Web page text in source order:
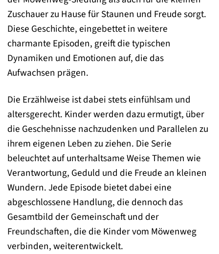
Zuschauer zu Hause für Staunen und Freude sorgt.
Diese Geschichte, eingebettet in weitere
charmante Episoden, greift die typischen
Dynamiken und Emotionen auf, die das
Aufwachsen prägen.
Die Erzählweise ist dabei stets einfühlsam und
altersgerecht. Kinder werden dazu ermutigt, über
die Geschehnisse nachzudenken und Parallelen zu
ihrem eigenen Leben zu ziehen. Die Serie
beleuchtet auf unterhaltsame Weise Themen wie
Verantwortung, Geduld und die Freude an kleinen
Wundern. Jede Episode bietet dabei eine
abgeschlossene Handlung, die dennoch das
Gesamtbild der Gemeinschaft und der
Freundschaften, die die Kinder vom Möwenweg
verbinden, weiterentwickelt.